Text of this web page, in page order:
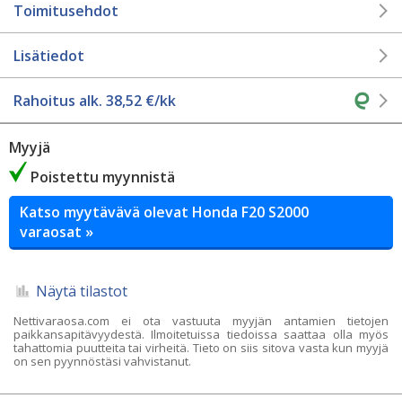
Toimitusehdot
Lisätiedot
Rahoitus alk. 38,52 €/kk
Myyjä
Poistettu myynnistä
Katso myytävävä olevat Honda F20 S2000
varaosat »
Näytä tilastot
Nettivaraosa.com ei ota vastuuta myyjän antamien tietojen
paikkansapitävyydestä. Ilmoitetuissa tiedoissa saattaa olla myös
tahattomia puutteita tai virheitä. Tieto on siis sitova vasta kun myyjä
on sen pyynnöstäsi vahvistanut.